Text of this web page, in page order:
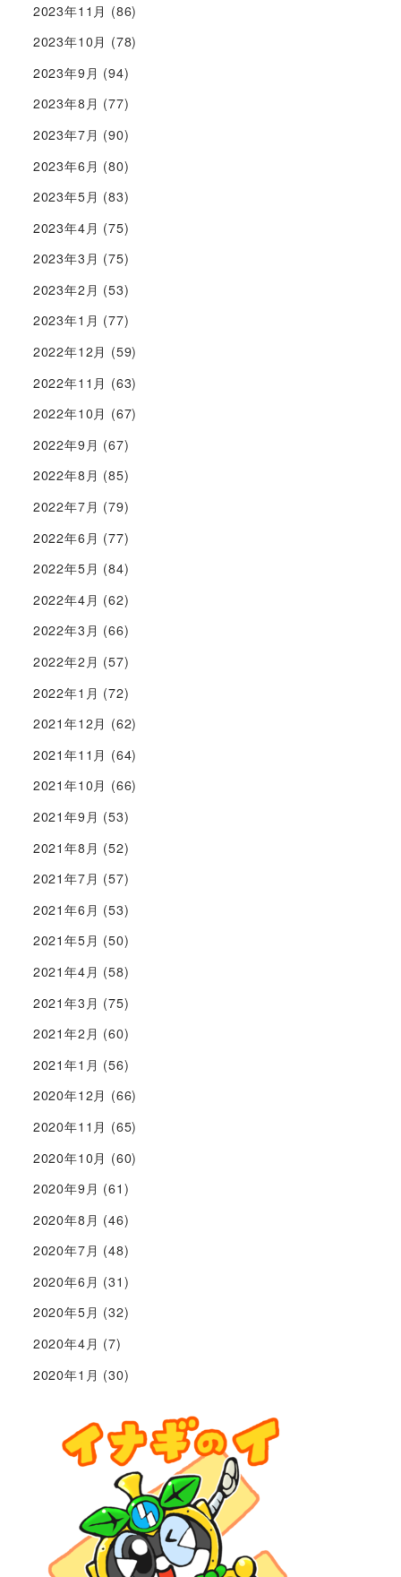
2023年11月 (86)
2023年10月 (78)
2023年9月 (94)
2023年8月 (77)
2023年7月 (90)
2023年6月 (80)
2023年5月 (83)
2023年4月 (75)
2023年3月 (75)
2023年2月 (53)
2023年1月 (77)
2022年12月 (59)
2022年11月 (63)
2022年10月 (67)
2022年9月 (67)
2022年8月 (85)
2022年7月 (79)
2022年6月 (77)
2022年5月 (84)
2022年4月 (62)
2022年3月 (66)
2022年2月 (57)
2022年1月 (72)
2021年12月 (62)
2021年11月 (64)
2021年10月 (66)
2021年9月 (53)
2021年8月 (52)
2021年7月 (57)
2021年6月 (53)
2021年5月 (50)
2021年4月 (58)
2021年3月 (75)
2021年2月 (60)
2021年1月 (56)
2020年12月 (66)
2020年11月 (65)
2020年10月 (60)
2020年9月 (61)
2020年8月 (46)
2020年7月 (48)
2020年6月 (31)
2020年5月 (32)
2020年4月 (7)
2020年1月 (30)